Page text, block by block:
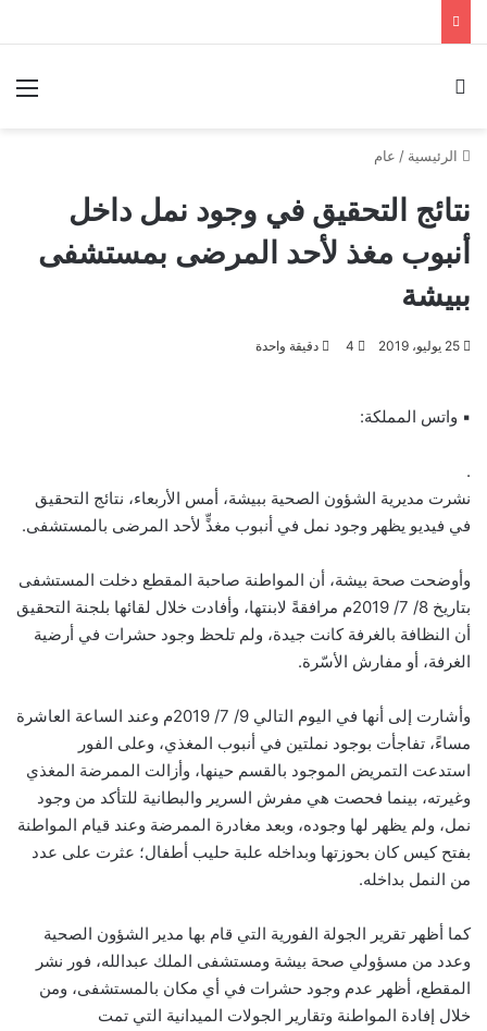
الرئيسية / عام
نتائج التحقيق في وجود نمل داخل
أنبوب مغذ لأحد المرضى بمستشفى
ببيشة
25 يوليو، 2019 4 دقيقة واحدة
▪ واتس المملكة:
.
نشرت مديرية الشؤون الصحية ببيشة، أمس الأربعاء، نتائج التحقيق
في فيديو يظهر وجود نمل في أنبوب مغذٍّ لأحد المرضى بالمستشفى.
وأوضحت صحة بيشة، أن المواطنة صاحبة المقطع دخلت المستشفى
بتاريخ 8/ 7/ 2019م مرافقةً لابنتها، وأفادت خلال لقائها بلجنة التحقيق
أن النظافة بالغرفة كانت جيدة، ولم تلحظ وجود حشرات في أرضية
الغرفة، أو مفارش الأسّرة.
وأشارت إلى أنها في اليوم التالي 9/ 7/ 2019م وعند الساعة العاشرة
مساءً، تفاجأت بوجود نملتين في أنبوب المغذي، وعلى الفور
استدعت التمريض الموجود بالقسم حينها، وأزالت الممرضة المغذي
وغيرته، بينما فحصت هي مفرش السرير والبطانية للتأكد من وجود
نمل، ولم يظهر لها وجوده، وبعد مغادرة الممرضة وعند قيام المواطنة
بفتح كيس كان بحوزتها وبداخله علبة حليب أطفال؛ عثرت على عدد
من النمل بداخله.
كما أظهر تقرير الجولة الفورية التي قام بها مدير الشؤون الصحية
وعدد من مسؤولي صحة بيشة ومستشفى الملك عبدالله، فور نشر
المقطع، أظهر عدم وجود حشرات في أي مكان بالمستشفى، ومن
خلال إفادة المواطنة وتقارير الجولات الميدانية التي تمت